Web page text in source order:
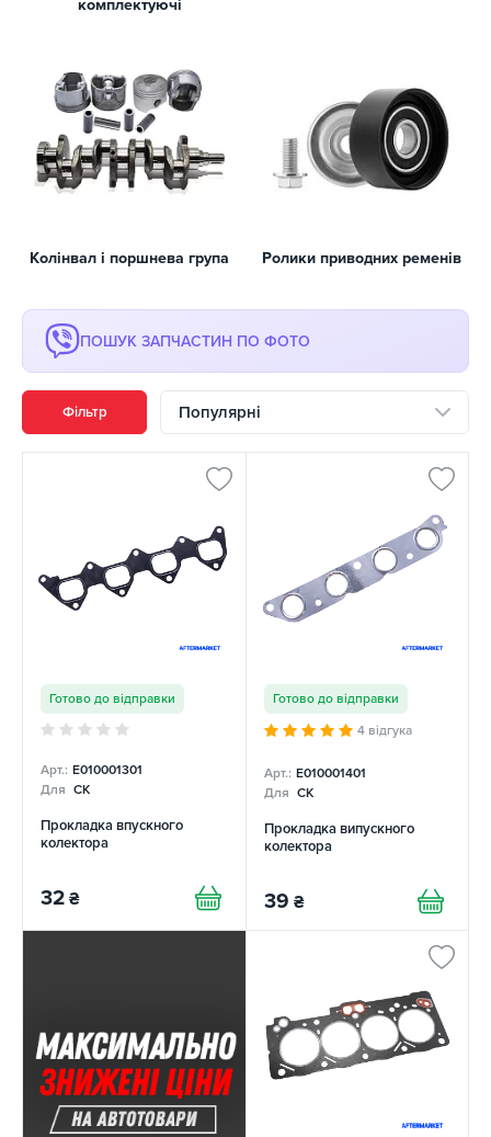
комплектуючі
Колінвал і поршнева група Ролики приводних ременів
ПОШУК ЗАПЧАСТИН ПО ФОТО
Фільтр Популярні
Готово до відправки
Арт.: E010001301
Для CK
Прокладка впускного
колектора
32 ₴
Готово до відправки
4 відгука
Арт.: E010001401
Для CK
Прокладка випускного
колектора
39 ₴